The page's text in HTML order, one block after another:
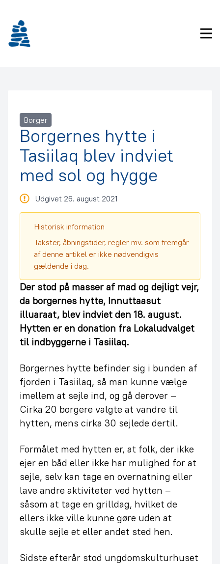
indhold
Borger
Borgernes hytte i
Tasiilaq blev indviet
med sol og hygge
Udgivet 26. august 2021
Historisk information
Takster, åbningstider, regler mv. som fremgår
af denne artikel er ikke nødvendigvis
gældende i dag.
Der stod på masser af mad og dejligt vejr,
da borgernes hytte, Innuttaasut
illuaraat, blev indviet den 18. august.
Hytten er en donation fra Lokaludvalget
til indbyggerne i Tasiilaq.
Borgernes hytte befinder sig i bunden af
fjorden i Tasiilaq, så man kunne vælge
imellem at sejle ind, og gå derover –
Cirka 20 borgere valgte at vandre til
hytten, mens cirka 30 sejlede dertil.
Formålet med hytten er, at folk, der ikke
ejer en båd eller ikke har mulighed for at
sejle, selv kan tage en overnatning eller
lave andre aktiviteter ved hytten –
såsom at tage en grilldag, hvilket de
ellers ikke ville kunne gøre uden at
skulle sejle et eller andet sted hen.
Sidste efterår stod ungdomskulturhuset